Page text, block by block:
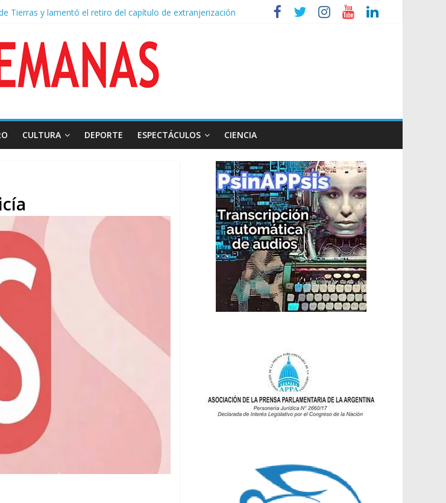
Tierras y lamentó el retiro del capítulo de extranjerización
criticó al Gobierno por la ley de propiedad privada
a pagar US$567 millones por afectar la salud mental de niños
CULTURA DEPORTE ESPECTÁCULOS CIENCIA